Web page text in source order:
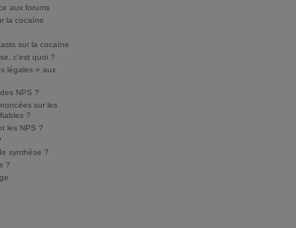
aux forums
la cocaïne
sur la cocaïne
c’est quoi ?
légales » aux
NPS ?
sur les
?
les NPS ?
synthèse ?
?